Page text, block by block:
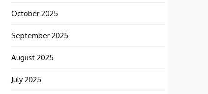
October 2025
September 2025
August 2025
July 2025